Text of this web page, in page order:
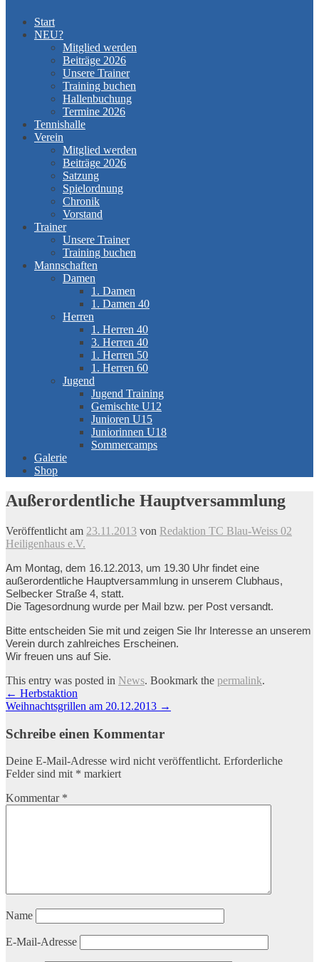
Start
NEU?
Mitglied werden
Beiträge 2026
Unsere Trainer
Training buchen
Hallenbuchung
Termine 2026
Tennishalle
Verein
Mitglied werden
Beiträge 2026
Satzung
Spielordnung
Chronik
Vorstand
Trainer
Unsere Trainer
Training buchen
Mannschaften
Damen
1. Damen
1. Damen 40
Herren
1. Herren 40
3. Herren 40
1. Herren 50
1. Herren 60
Jugend
Jugend Training
Gemischte U12
Junioren U15
Juniorinnen U18
Sommercamps
Galerie
Shop
Außerordentliche Hauptversammlung
Veröffentlicht am 23.11.2013 von Redaktion TC Blau-Weiss 02
Heiligenhaus e.V.
Am Montag, dem 16.12.2013, um 19.30 Uhr findet eine
außerordentliche Hauptversammlung in unserem Clubhaus,
Selbecker Straße 4, statt.
Die Tagesordnung wurde per Mail bzw. per Post versandt.
Bitte entscheiden Sie mit und zeigen Sie Ihr Interesse an unserem
Verein durch zahlreiches Erscheinen.
Wir freuen uns auf Sie.
This entry was posted in News. Bookmark the permalink.
Artikel-
Navigation
← Herbstaktion
Weihnachtsgrillen am 20.12.2013 →
Schreibe einen Kommentar
Deine E-Mail-Adresse wird nicht veröffentlicht. Erforderliche
Felder sind mit * markiert
Kommentar *
Name
E-Mail-Adresse